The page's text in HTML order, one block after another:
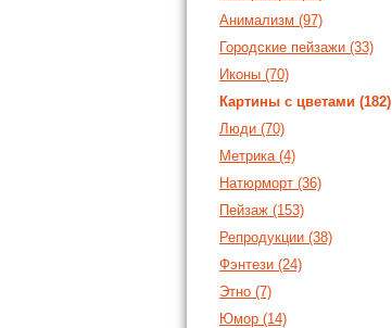
Анимализм (97)
Городские пейзажи (33)
Иконы (70)
Картины с цветами (182)
Люди (70)
Метрика (4)
Натюрморт (36)
Пейзаж (153)
Репродукции (38)
Фэнтези (24)
Этно (7)
Юмор (14)